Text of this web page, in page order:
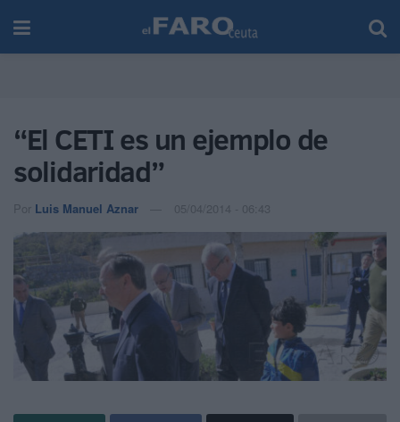
“El CETI es un ejemplo de
solidaridad”
Por Luis Manuel Aznar 05/04/2014 - 06:43